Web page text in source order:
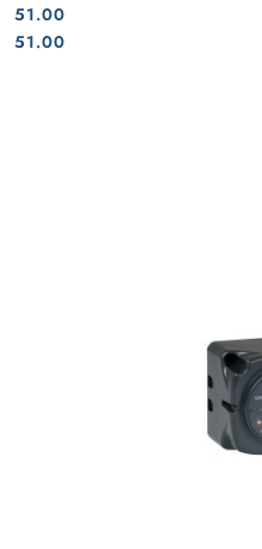
Cena:
51.00
Cena:
51.00